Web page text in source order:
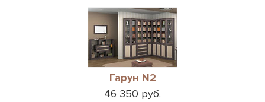
Гарун N2
46 350 руб.